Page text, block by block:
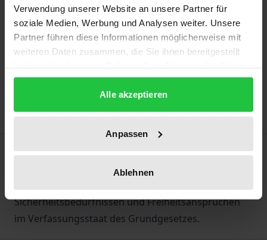
Verwendung unserer Website an unsere Partner für
soziale Medien, Werbung und Analysen weiter. Unsere
Partner führen diese Informationen möglicherweise mit
weiteren Daten zusammen, die Sie ihnen bereitgestellt
gesammelt haben.
Alle akzeptieren
Anpassen
Ablehnen
Prices include VAT. Depending on the delivery address, VAT
may vary at checkout.
Add to Cart
Add to Wish List
Description
Sicherheitsbedürfnissen und Freiheitsansprüchen
im Verfassungsstaat des Grundgesetzes.